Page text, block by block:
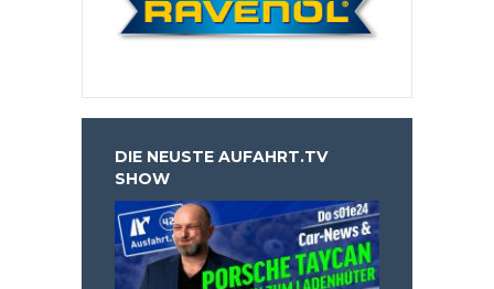
DIE NEUSTE AUFAHRT.TV
SHOW